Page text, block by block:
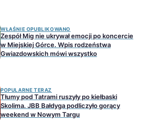
WŁAŚNIE OPUBLIKOWANO
Zespół Mig nie ukrywał emocji po koncercie
w Miejskiej Górce. Wpis rodzeństwa
Gwiazdowskich mówi wszystko
POPULARNE TERAZ
Tłumy pod Tatrami ruszyły po kiełbaski
Skolima. JBB Bałdyga podliczyło gorący
weekend w Nowym Targu